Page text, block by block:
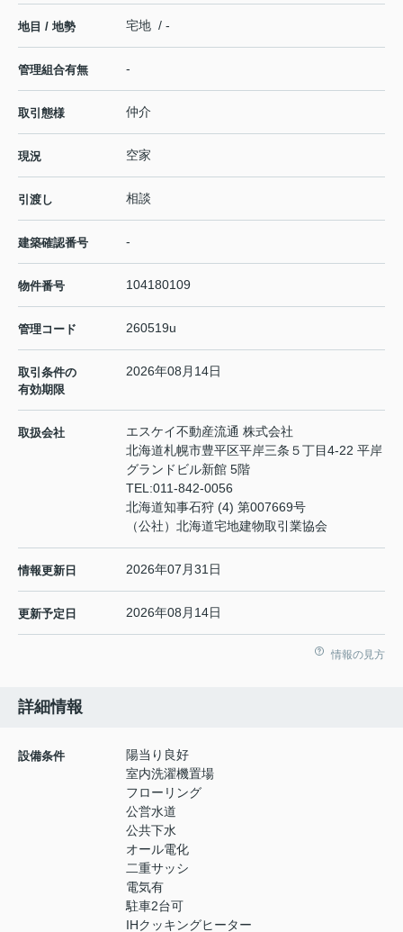
地目 / 地勢 宅地 / -
管理組合有無 -
取引態様 仲介
現況 空家
引渡し 相談
建築確認番号 -
物件番号 104180109
管理コード 260519u
取引条件の
有効期限
2026年08月14日
取扱会社
エスケイ不動産流通 株式会社
北海道札幌市豊平区平岸三条５丁目4-22 平岸
グランドビル新館 5階
TEL:011-842-0056
北海道知事石狩 (4) 第007669号
（公社）北海道宅地建物取引業協会
情報更新日 2026年07月31日
更新予定日 2026年08月14日
情報の見方
詳細情報
設備条件
陽当り良好
室内洗濯機置場
フローリング
公営水道
公共下水
オール電化
二重サッシ
電気有
駐車2台可
IHクッキングヒーター